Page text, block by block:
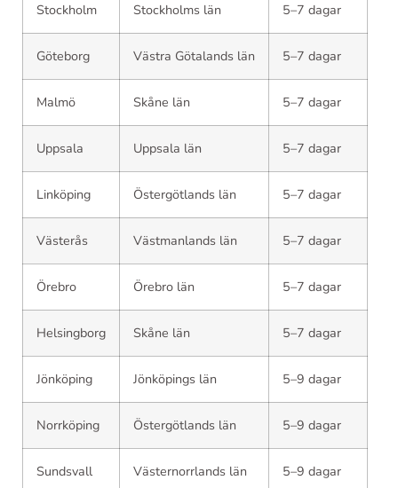
Stockholm Stockholms län 5–7 dagar
Göteborg Västra Götalands län 5–7 dagar
Malmö Skåne län 5–7 dagar
Uppsala Uppsala län 5–7 dagar
Linköping Östergötlands län 5–7 dagar
Västerås Västmanlands län 5–7 dagar
Örebro Örebro län 5–7 dagar
Helsingborg Skåne län 5–7 dagar
Jönköping Jönköpings län 5–9 dagar
Norrköping Östergötlands län 5–9 dagar
Sundsvall Västernorrlands län 5–9 dagar